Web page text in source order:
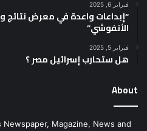
فبراير 6, 2025
“إبداعات واعدة في معرض
الأنفوشي”
فبراير 5, 2025
هل ستحارب إسرائيل مصر ؟
About
Newspaper, Magazine, News and